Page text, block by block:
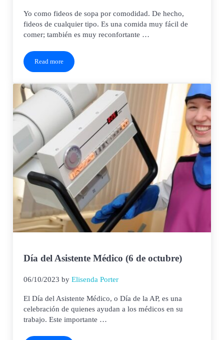
Yo como fideos de sopa por comodidad. De hecho,
fideos de cualquier tipo. Es una comida muy fácil de
comer; también es muy reconfortante …
Read moreDía de los Fideos (6 de octubre)
Día del Asistente Médico (6 de octubre)
06/10/2023 byElisenda Porter
El Día del Asistente Médico, o Día de la AP, es una
celebración de quienes ayudan a los médicos en su
trabajo. Este importante …